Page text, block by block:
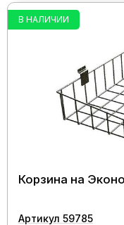
В НАЛИЧИИ
Корзина на
Артикул 59785